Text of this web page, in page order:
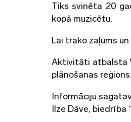
Tiks svinēta 20
kopā muzicētu.
Lai trako zaļums
Aktivitāti atbalsta
plānošanas reģions.
Informāciju
Ilze Dāve, biedrība